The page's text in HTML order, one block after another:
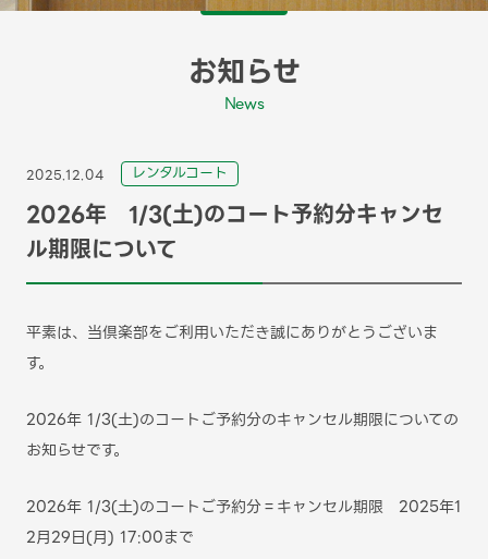
お知らせ
News
2025.12.04 レンタルコート
2026年 1/3(土)のコート予約分キャンセ
ル期限について
平素は、当倶楽部をご利用いただき誠にありがとうございま
す。
2026年 1/3(土)のコートご予約分のキャンセル期限についての
お知らせです。
2026年 1/3(土)のコートご予約分＝キャンセル期限 2025年1
2月29日(月) 17:00まで